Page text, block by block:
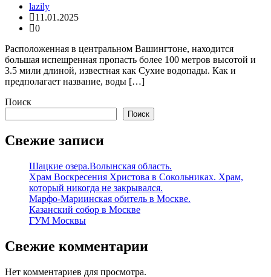
lazily
11.01.2025
0
Расположенная в центральном Вашингтоне, находится
большая испещренная пропасть более 100 метров высотой и
3.5 мили длиной, известная как Сухие водопады. Как и
предполагает название, воды […]
Поиск
Поиск
Свежие записи
Шацкие озера.Волынская область.
Храм Воскресения Христова в Сокольниках. Храм,
который никогда не закрывался.
Марфо-Мариинская обитель в Москве.
Казанский собор в Москве
ГУМ Москвы
Свежие комментарии
Нет комментариев для просмотра.